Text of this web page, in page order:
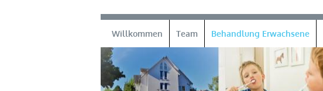
Willkommen Team Behandlung Erwachsene